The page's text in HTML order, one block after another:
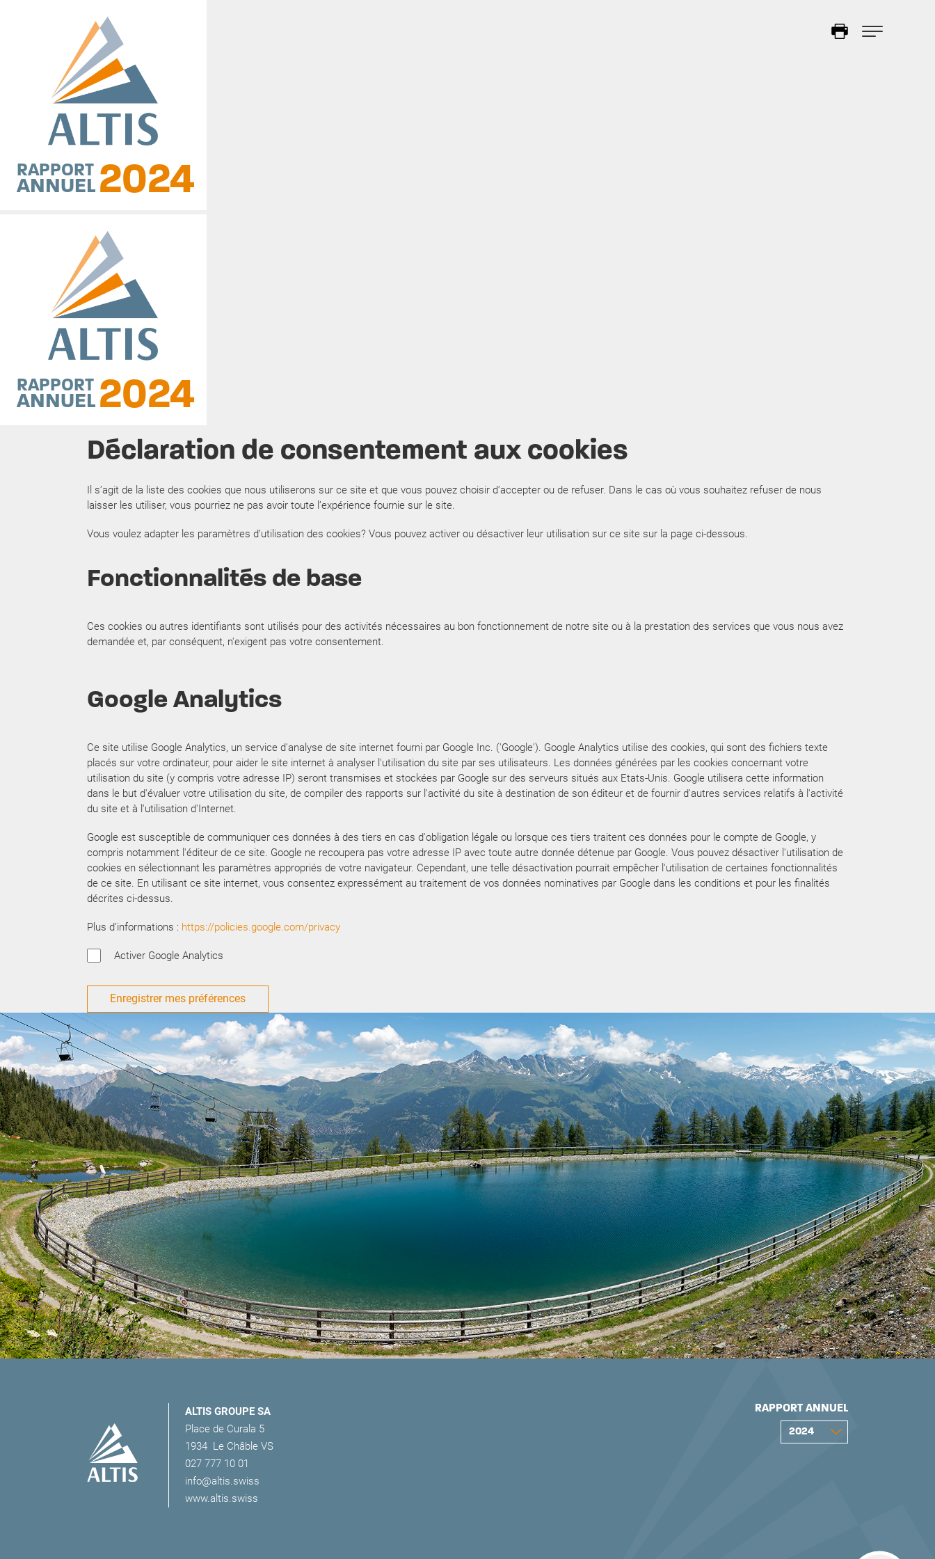
2024
RAPPORT
ANNUEL
2024
RAPPORT
ANNUEL
Déclaration de consentement aux cookies
Il s’agit de la liste des cookies que nous utiliserons sur ce site et que vous pouvez choisir d’accepter ou de refuser. Dans le cas où vous souhaitez refuser de nous
laisser les utiliser, vous pourriez ne pas avoir toute l’expérience fournie sur le site.
Vous voulez adapter les paramètres d’utilisation des cookies? Vous pouvez activer ou désactiver leur utilisation sur ce site sur la page ci-dessous.
Fonctionnalités de base
Ces cookies ou autres identifiants sont utilisés pour des activités nécessaires au bon fonctionnement de notre site ou à la prestation des services que vous nous avez
demandée et, par conséquent, n'exigent pas votre consentement.
Google Analytics
Ce site utilise Google Analytics, un service d'analyse de site internet fourni par Google Inc. ('Google'). Google Analytics utilise des cookies, qui sont des fichiers texte
placés sur votre ordinateur, pour aider le site internet à analyser l'utilisation du site par ses utilisateurs. Les données générées par les cookies concernant votre
utilisation du site (y compris votre adresse IP) seront transmises et stockées par Google sur des serveurs situés aux Etats-Unis. Google utilisera cette information
dans le but d'évaluer votre utilisation du site, de compiler des rapports sur l'activité du site à destination de son éditeur et de fournir d'autres services relatifs à l'activité
du site et à l'utilisation d'Internet.
Google est susceptible de communiquer ces données à des tiers en cas d'obligation légale ou lorsque ces tiers traitent ces données pour le compte de Google, y
compris notamment l'éditeur de ce site. Google ne recoupera pas votre adresse IP avec toute autre donnée détenue par Google. Vous pouvez désactiver l'utilisation de
cookies en sélectionnant les paramètres appropriés de votre navigateur. Cependant, une telle désactivation pourrait empêcher l'utilisation de certaines fonctionnalités
de ce site. En utilisant ce site internet, vous consentez expressément au traitement de vos données nominatives par Google dans les conditions et pour les finalités
décrites ci-dessus.
Plus d’informations : https://policies.google.com/privacy
Activer Google Analytics
Enregistrer mes préférences
ALTIS GROUPE SA
Place de Curala 5
1934 Le Châble VS
027 777 10 01
info@altis.swiss
www.altis.swiss
RAPPORT ANNUEL